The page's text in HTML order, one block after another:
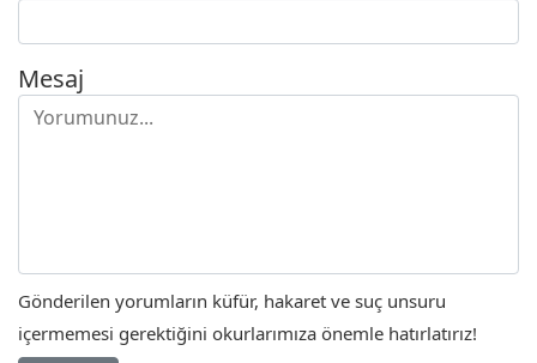
Mesaj
Gönderilen yorumların küfür, hakaret ve suç unsuru
içermemesi gerektiğini okurlarımıza önemle hatırlatırız!